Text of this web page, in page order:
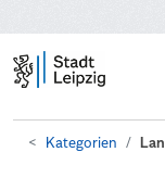
Kategorien